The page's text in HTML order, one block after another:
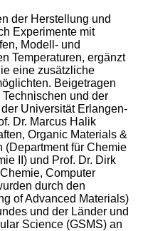
der Herstellung und
Experimente mit
Modell- und
Temperaturen, ergänzt
eine zusätzliche
Beigetragen
und der
Universität Erlangen-
Dr. Marcus Halik
Organic Materials &
(Department für Chemie
II) und Prof. Dr. Dirk
Computer
durch den
of Advanced Materials)
und der Länder und
Science (GSMS) an